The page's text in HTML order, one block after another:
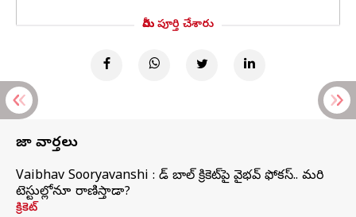
మీరు పూర్తి చేశారు
తాజా వార్తలు
Vaibhav Sooryavanshi : రెడ్ బాల్ క్రికెట్‌పై వైభవ్ ఫోకస్.. మరి
టెస్టుల్లోనూ రాణిస్తాడా?
క్రికెట్